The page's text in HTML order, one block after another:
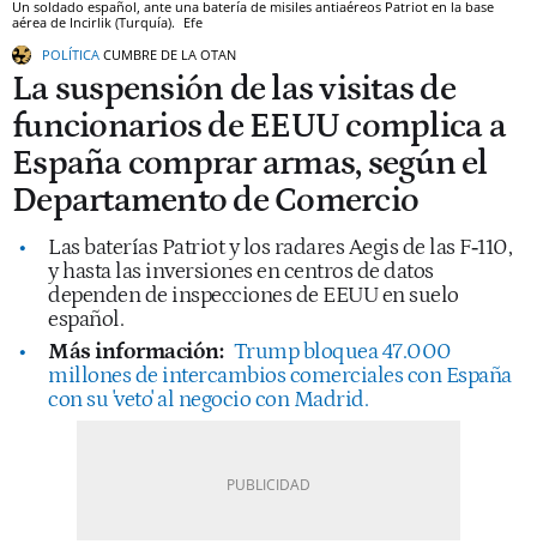
Un soldado español, ante una batería de misiles antiaéreos Patriot en la base
aérea de Incirlik (Turquía). Efe
POLÍTICA CUMBRE DE LA OTAN
La suspensión de las visitas de
funcionarios de EEUU complica a
España comprar armas, según el
Departamento de Comercio
Las baterías Patriot y los radares Aegis de las F‑110,
y hasta las inversiones en centros de datos
dependen de inspecciones de EEUU en suelo
español.
Más información: Trump bloquea 47.000
millones de intercambios comerciales con España
con su 'veto' al negocio con Madrid.